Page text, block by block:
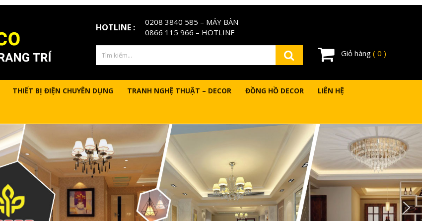
HOTLINE : 0208 3840 585 – MÁY BÀN
0866 115 966 – HOTLINE
Giỏ hàng ( 0 )
THIẾT BỊ ĐIỆN CHUYÊN DỤNG TRANH NGHỆ THUẬT – DECOR ĐỒNG HỒ DECOR LIÊN HỆ